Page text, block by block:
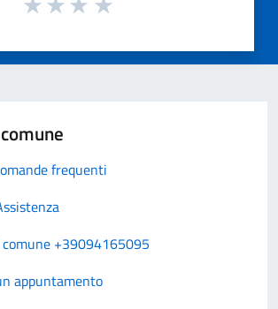
frequenti
comune +39094165095
appuntamento